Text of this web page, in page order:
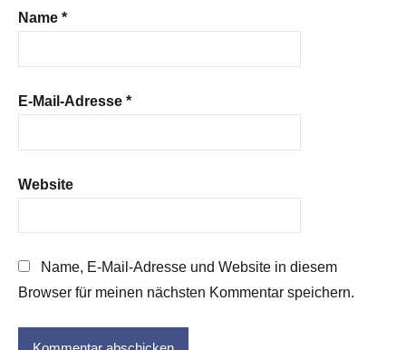
Name *
E-Mail-Adresse *
Website
Name, E-Mail-Adresse und Website in diesem
Browser für meinen nächsten Kommentar speichern.